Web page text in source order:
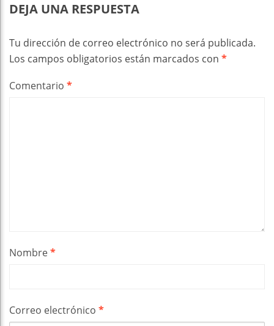
DEJA UNA RESPUESTA
Tu dirección de correo electrónico no será publicada.
Los campos obligatorios están marcados con *
Comentario *
Nombre*
Correo electrónico *